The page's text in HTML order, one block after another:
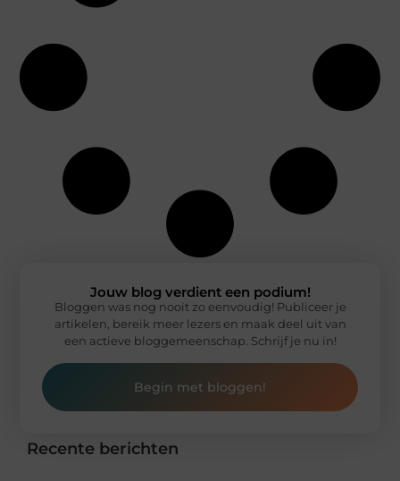
Recente berichten
Jouw blog verdient een podium!
Bloggen was nog nooit zo eenvoudig! Publiceer je
artikelen, bereik meer lezers en maak deel uit van
een actieve bloggemeenschap. Schrijf je nu in!
Begin met bloggen!